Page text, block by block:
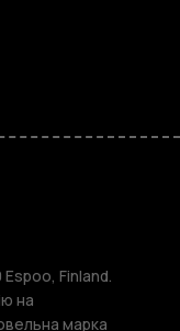
Finland.
на
марка